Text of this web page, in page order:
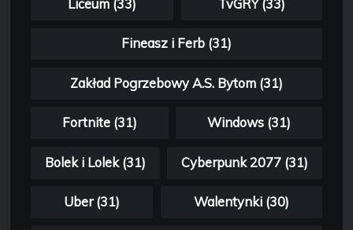
Liceum (33) TvGRY (33)
Fineasz i Ferb (31)
Zakład Pogrzebowy A.S. Bytom (31)
Fortnite (31) Windows (31)
Bolek i Lolek (31) Cyberpunk 2077 (31)
Uber (31) Walentynki (30)